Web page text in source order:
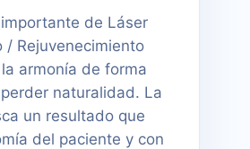
de Láser
/ Rejuvenecimiento
armonía de forma
naturalidad. La
un resultado que
del paciente y con